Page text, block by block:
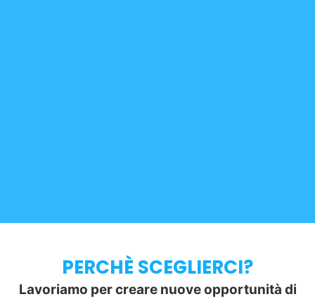
PERCHÈ SCEGLIERCI?
Lavoriamo per creare nuove opportunità di